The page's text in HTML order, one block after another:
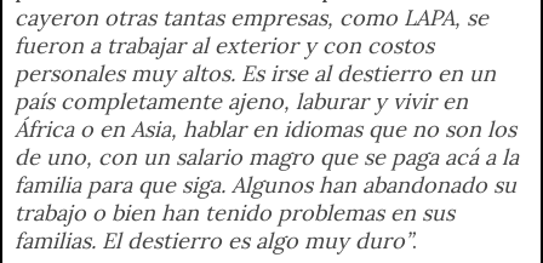
cayeron otras tantas empresas, como LAPA, se
fueron a trabajar al exterior y con costos
personales muy altos. Es irse al destierro en un
país completamente ajeno, laburar y vivir en
África o en Asia, hablar en idiomas que no son los
de uno, con un salario magro que se paga acá a la
familia para que siga. Algunos han abandonado su
trabajo o bien han tenido problemas en sus
familias. El destierro es algo muy duro”.